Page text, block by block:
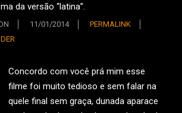
da versão “latina”.
11/01/2014
PERMALINK
Concordo com você prá mim esse
filme foi muito tedioso e sem falar na
quele final sem graça, dunada aparace